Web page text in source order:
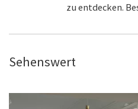
zu entdecken.
Sehenswert